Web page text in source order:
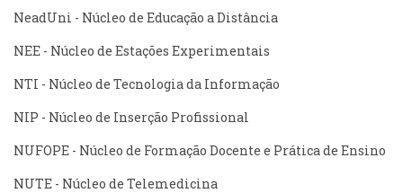
NeadUni - Núcleo de Educação a Distância
NEE - Núcleo de Estações Experimentais
NTI - Núcleo de Tecnologia da Informação
NIP - Núcleo de Inserção Profissional
NUFOPE - Núcleo de Formação Docente e Prática de Ensino
NUTE - Núcleo de Telemedicina